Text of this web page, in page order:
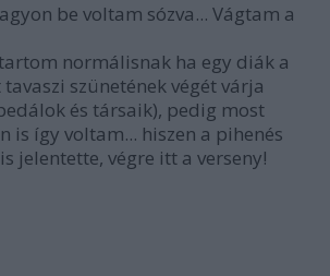
be voltam sózva... Vágtam a
normálisnak ha egy diák a
szünetének végét várja
és társaik), pedig most
is így voltam... hiszen a pihenés
jelentette, végre itt a verseny!